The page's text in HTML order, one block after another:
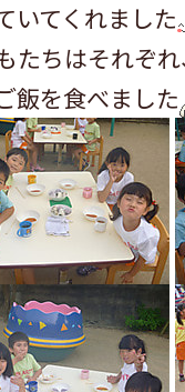
いてくれました
たちはそれぞ
飯を食べました